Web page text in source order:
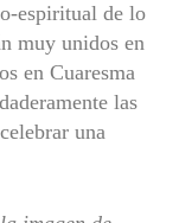
espiritual de lo
muy unidos en
en Cuaresma
las
una